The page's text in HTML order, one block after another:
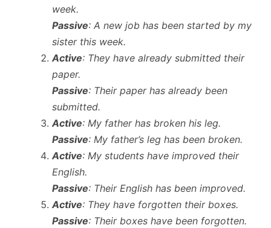
week.
Passive: A new job has been started by my
sister this week.
Active: They have already submitted their
paper.
Passive: Their paper has already been
submitted.
Active: My father has broken his leg.
Passive: My father’s leg has been broken.
Active: My students have improved their
English.
Passive: Their English has been improved.
Active: They have forgotten their boxes.
Passive: Their boxes have been forgotten.